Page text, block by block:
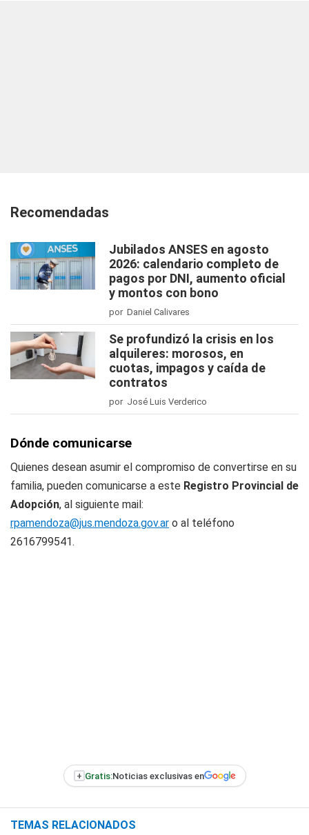
Recomendadas
Jubilados ANSES en agosto
2026: calendario completo de
pagos por DNI, aumento oficial
y montos con bono
por Daniel Calivares
Se profundizó la crisis en los
alquileres: morosos, en
cuotas, impagos y caída de
contratos
por José Luis Verderico
Dónde comunicarse
Quienes desean asumir el compromiso de convertirse en su
familia, pueden comunicarse a este Registro Provincial de
Adopción, al siguiente mail:
rpamendoza@jus.mendoza.gov.ar o al teléfono
2616799541.
+ Gratis:Noticias exclusivas en
TEMAS RELACIONADOS